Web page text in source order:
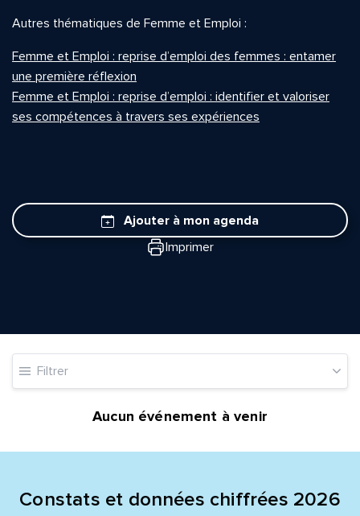
Autres thématiques de Femme et Emploi :
Femme et Emploi : reprise d’emploi des femmes : entamer
une première réflexion
Femme et Emploi : reprise d’emploi : identifier et valoriser
ses compétences à travers ses expériences
Ajouter à mon agenda
Imprimer
Filtrer
Aucun événement à venir
Constats et données chiffrées 2026
Prénom et nom*
Message*
Commentaire*